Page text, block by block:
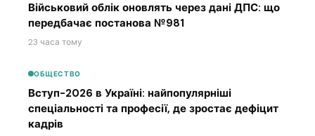
Військовий облік оновлять через дані ДПС: що
передбачає постанова №981
23 часа тому
ОБЩЕСТВО
Вступ-2026 в Україні: найпопулярніші
спеціальності та професії, де зростає дефіцит
кадрів